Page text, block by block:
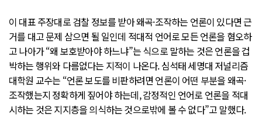
이 대표 주장대로 검찰 정보를 받아 왜곡·조작하는 언론이 있다면 근
거를 대고 문제 삼으면 될 일인데 적대적 언어로 모든 언론을 혐오하
고 나아가 “왜 보호받아야 하느냐”는 식으로 말하는 것은 언론을 겁
박하는 행위와 다름없다는 지적이 나온다. 심석태 세명대 저널리즘
대학원 교수는 “언론 보도를 비판하려면 언론이 어떤 부분을 왜곡·
조작했는지 정확하게 짚어야 하는데, 감정적인 언어로 언론을 적대
시하는 것은 지지층을 의식하는 것으로밖에 볼 수 없다”고 말했다.